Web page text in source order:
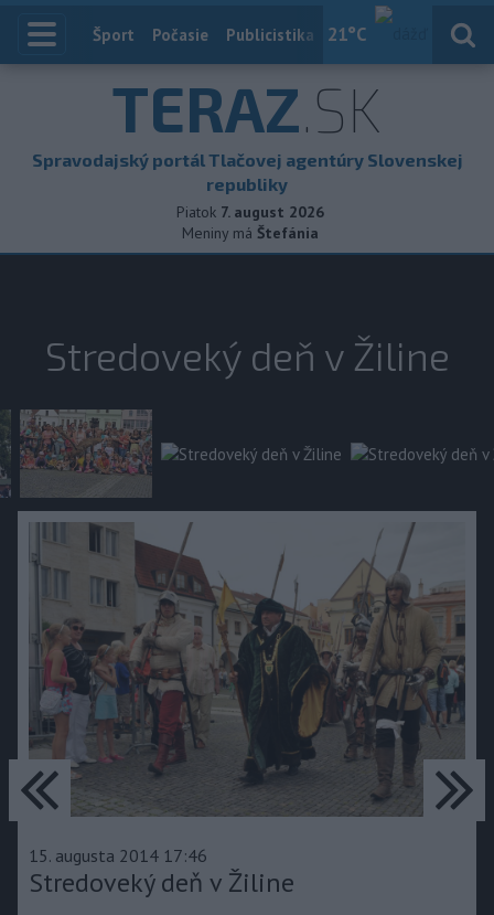
21°C
Index
Šport Počasie Publicistika Slovensko
TERAZ.SK
Spravodajský portál Tlačovej agentúry Slovenskej
republiky
Piatok 7. august 2026
Meniny má Štefánia
Stredoveký deň v Žiline
15. augusta 2014 17:46
Stredoveký deň v Žiline
predchádzajúce